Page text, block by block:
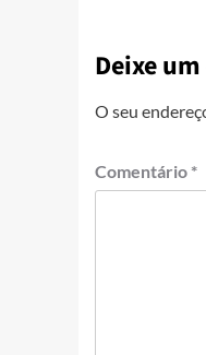
Deixe
O seu
Comentário *